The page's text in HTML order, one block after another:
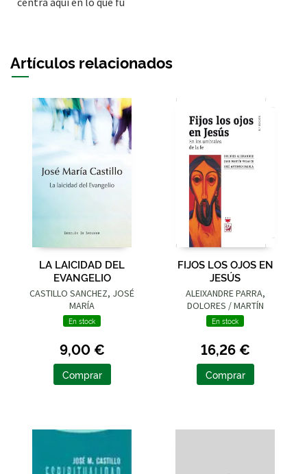
Artículos relacionados
LA LAICIDAD DEL
EVANGELIO
CASTILLO SANCHEZ, JOSÉ
MARÍA
En stock
9,00 €
Comprar
FIJOS LOS OJOS EN
JESÚS
ALEIXANDRE PARRA,
DOLORES / MARTÍN
VELASCO, JUAN / PAGOLA
ELORZA, JOSÉ ANTONIO
En stock
16,26 €
Comprar